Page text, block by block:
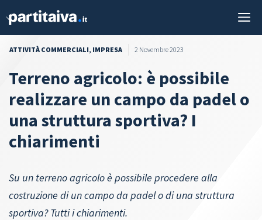
contenuto
ATTIVITÀ COMMERCIALI, IMPRESA 2 Novembre 2023
Terreno agricolo: è possibile
realizzare un campo da padel o
una struttura sportiva? I
chiarimenti
Su un terreno agricolo è possibile procedere alla
costruzione di un campo da padel o di una struttura
sportiva? Tutti i chiarimenti.